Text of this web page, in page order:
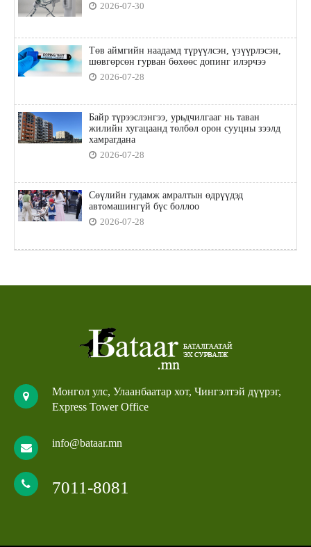
2026-07-30
Төв аймгийн наадамд түрүүлсэн, үзүүрлэсэн,
шөвгөрсөн гурван бөхөөс допинг илэрчээ
2026-07-28
Байр түрээслэнгээ, урьдчилгааг нь таван
жилийн хугацаанд төлбөл орон сууцны зээлд
хамрагдана
2026-07-28
Сөүлийн гудамж амралтын өдрүүдэд
автомашингүй бүс боллоо
2026-07-28
Монгол улс, Улаанбаатар хот, Чингэлтэй дүүрэг,
Express Tower Office
info@bataar.mn
7011-8081